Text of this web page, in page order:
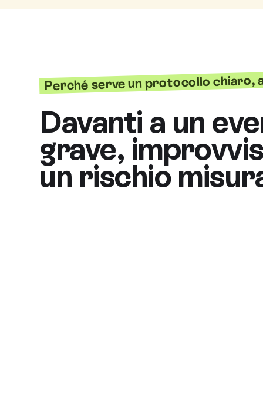
Perché serve un protocollo chiaro,
Davanti a un
grave,
un rischio